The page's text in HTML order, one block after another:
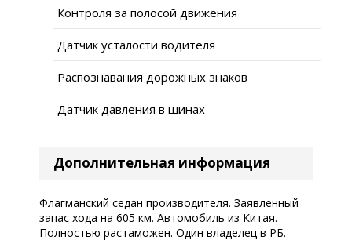
Контроля за полосой движения
Датчик усталости водителя
Распознавания дорожных знаков
Датчик давления в шинах
Дополнительная информация
Флагманский седан производителя. Заявленный
запас хода на 605 км. Автомобиль из Китая.
Полностью растаможен. Один владелец в РБ.